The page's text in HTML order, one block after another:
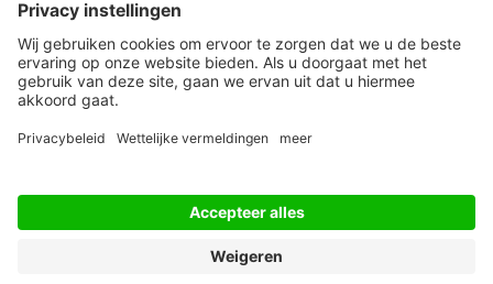
Werken bij ons
Privacy Statement
Algemene Voorwaarden